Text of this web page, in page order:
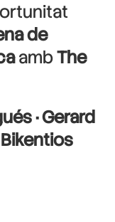
de
ambThe
· Gerard
Bikentios